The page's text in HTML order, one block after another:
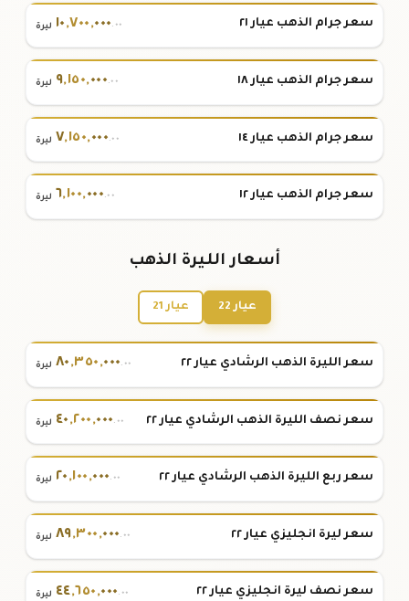
سعر جرام الذهب عيار ٢١ ١٠,٧٠٠,٠٠٠.٠٠ ليرة
سعر جرام الذهب عيار ١٨ ٩,١٥٠,٠٠٠.٠٠ ليرة
سعر جرام الذهب عيار ١٤ ٧,١٥٠,٠٠٠.٠٠ ليرة
سعر جرام الذهب عيار ١٢ ٦,١٠٠,٠٠٠.٠٠ ليرة
أسعار الليرة الذهب
عيار 22 عيار 21
سعر الليرة الذهب الرشادي عيار ٢٢ ٨٠,٣٥٠,٠٠٠.٠٠ ليرة
سعر نصف الليرة الذهب الرشادي عيار ٢٢ ٤٠,٢٠٠,٠٠٠.٠٠ ليرة
سعر ربع الليرة الذهب الرشادي عيار ٢٢ ٢٠,١٠٠,٠٠٠.٠٠ ليرة
سعر ليرة انجليزي عيار ٢٢ ٨٩,٣٠٠,٠٠٠.٠٠ ليرة
سعر نصف ليرة انجليزي عيار ٢٢ ٤٤,٦٥٠,٠٠٠.٠٠ ليرة